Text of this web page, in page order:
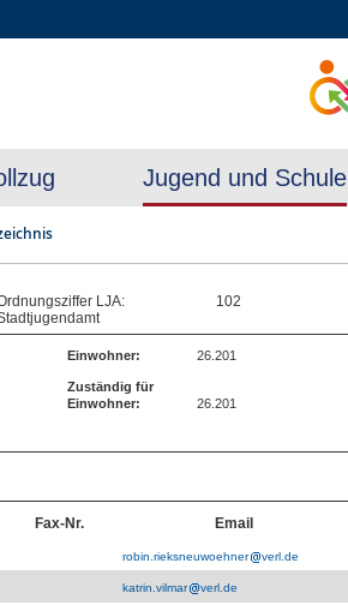
Jugend und Schule
LJA:
102
Einwohner: 26.201
Zuständig für
Einwohner:
26.201
Fax-Nr. Email
robin.rieksneuwoehner verl.de
katrin.vilmar verl.de